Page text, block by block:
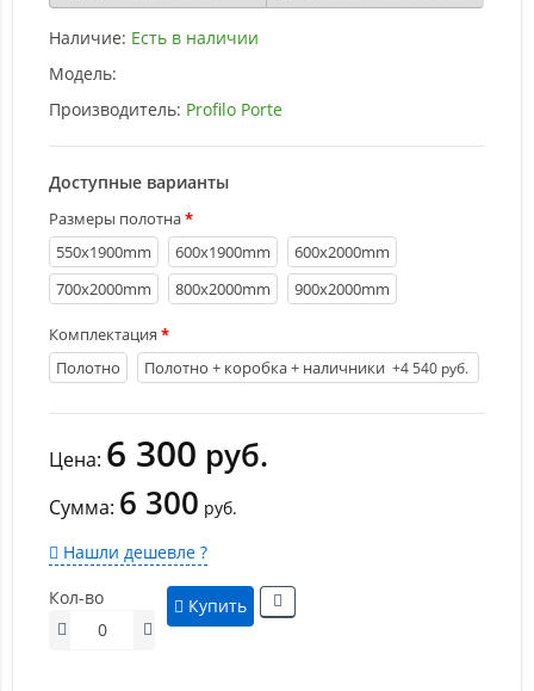
Наличие: Есть в наличии
Модель:
Производитель: Profilo Porte
Доступные варианты
Размеры полотна
550х1900mm
600х1900mm
600х2000mm
700х2000mm
800х2000mm 900х2000mm
Комплектация
Полотно
Полотно + коробка + наличники +4 540 руб.
Цена: 6 300 руб.
Сумма: 6 300 руб.
Нашли дешевле ?
Кол-во
Купить